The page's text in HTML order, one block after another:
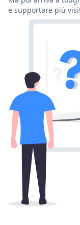
e supportare più